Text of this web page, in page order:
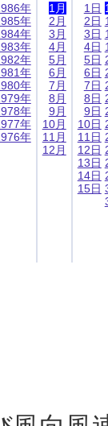
年
年
年
年
年
年
年
年
年
年
年
1月
2月
3月
4月
5月
6月
7月
8月
9月
10月
11月
12月
1日
2日
3日
4日
5日
6日
7日
8日
9日
10日
11日
12日
13日
14日
15日